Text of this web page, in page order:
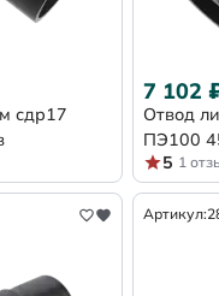
сдр17
7 102
Отвод
ПЭ100
5 1
Артикул: